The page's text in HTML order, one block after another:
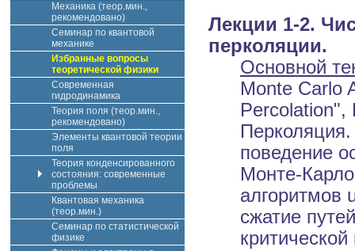
Механика (теор.мин.,
рекомендовано)
Семинар по квантовой
механике
Избранные вопросы
теоретической физики
Современная
гидродинамика
Теория поля (теор.мин.,
рекомендовано)
Элементы квантовой теории
поля
Теория конденсированного
состояния: современные
проблемы
Квантовая механика
(теор.мин.)
Семинар по статистической
физике
Лекции 1-2.
перколяции.
Основной
Monte Carlo
Percolation",
Перколяция.
поведение
Монте-
алгоритмов
сжатие